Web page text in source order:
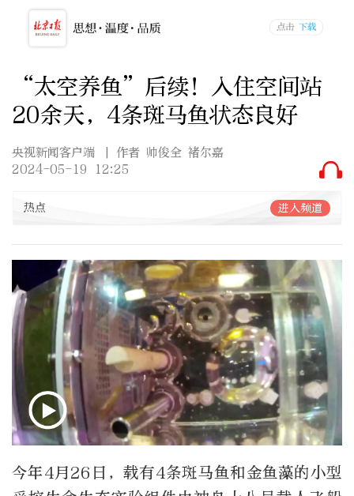
“太空养鱼”后续！入住空间站
20余天，4条斑马鱼状态良好
央视新闻客户端
| 作者 帅俊全 褚尔嘉
2024-05-19 12:25
热点 进入频道
今年4月26日，载有4条斑马鱼和金鱼藻的小型